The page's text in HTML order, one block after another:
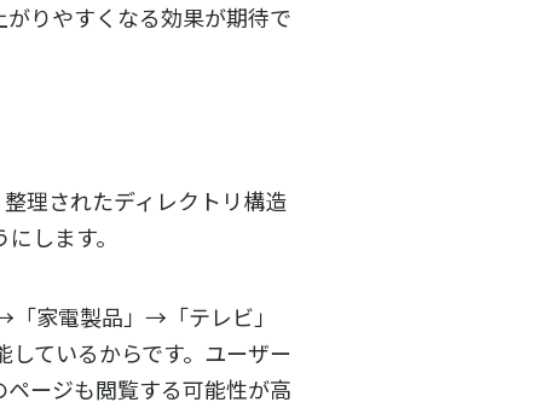
りやすくなる効果が期待で
理されたディレクトリ構造
します。
家電製品」→「テレビ」
ているからです。ユーザー
ージも閲覧する可能性が高